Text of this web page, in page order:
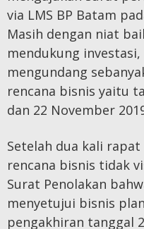
via LMS BP Batam
Masih dengan niat
mendukung
mengundang
rencana bisnis yaitu
dan 22 November
Setelah dua kali
rencana bisnis tidak
Surat Penolakan
menyetujui bisnis
pengakhiran tanggal